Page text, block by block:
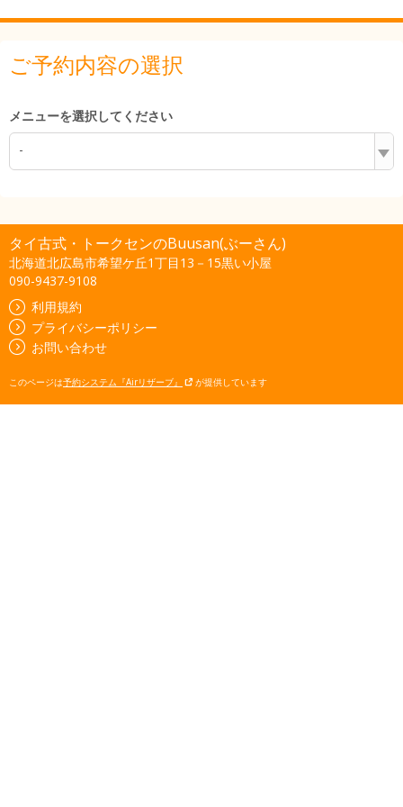
ご予約内容の選択
メニューを選択してください
-
タイ古式・トークセンのBuusan(ぶーさん)
北海道北広島市希望ケ丘1丁目13－15黒い小屋
090-9437-9108
利用規約
プライバシーポリシー
お問い合わせ
このページは予約システム『Airリザーブ』 が提供しています